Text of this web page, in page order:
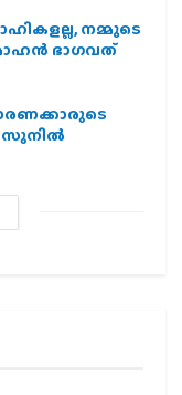
നമ്മുടെ
ഭാഗവത്
സുനിൽ